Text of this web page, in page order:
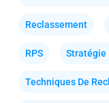
Reclassement
RPS Stratégie
Techniques De